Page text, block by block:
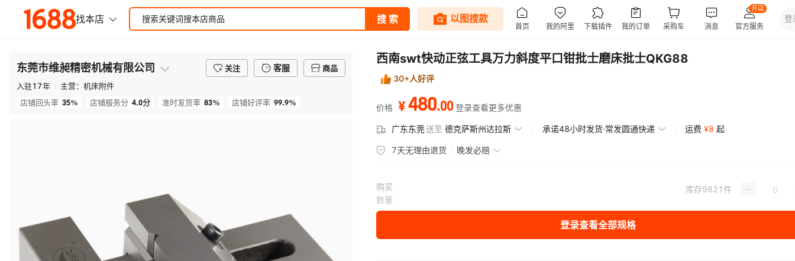
东莞市维昶精密机械有限公司 关注 客服
商品
入驻17年 主营： 机床附件
店铺回头率 35% 店铺服务分 4.0分 准时发货率 83% 店铺好评率 99.9%
西南swt快动正弦工具万力斜度平口钳批士磨床批士QKG88
30+人好评
价格 ¥480.00 登录查看更多优惠
广东东莞送至 德克萨斯州达拉斯 承诺48小时发货·常发圆通快递 运费 ¥8 起
7天无理由退货 晚发必赔
购买
数量
库存9821件
登录查看全部规格